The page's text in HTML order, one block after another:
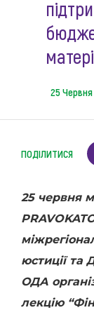
Майбутні
Минулі
Новини
Події
Статті
25
ПОДІЛИТИСЯ
25 червня
юстиції та
ОДА
лекцію